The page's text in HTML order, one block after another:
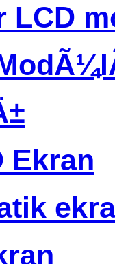
LCD
Ekran